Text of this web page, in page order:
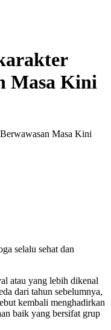
Masa Kini
Masa Kini
selalu sehat dan
atau yang lebih dikenal
dari tahun sebelumnya,
kembali menghadirkan
baik yang bersifat grup